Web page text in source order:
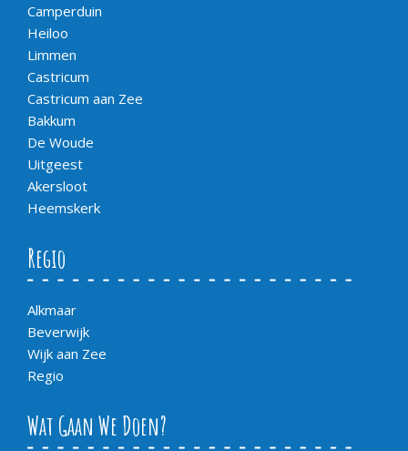
Camperduin
Heiloo
Limmen
Castricum
Castricum aan Zee
Bakkum
De Woude
Uitgeest
Akersloot
Heemskerk
Regio
Alkmaar
Beverwijk
Wijk aan Zee
Regio
Wat Gaan We Doen?